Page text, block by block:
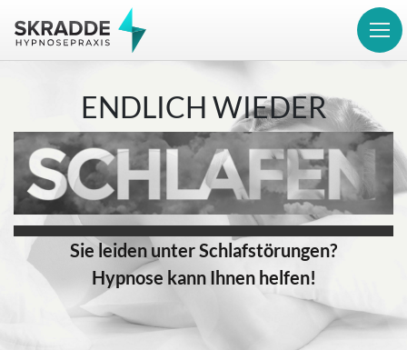
ENDLICH WIEDER
Sie leiden unter Schlafstörungen?
Hypnose kann Ihnen helfen!